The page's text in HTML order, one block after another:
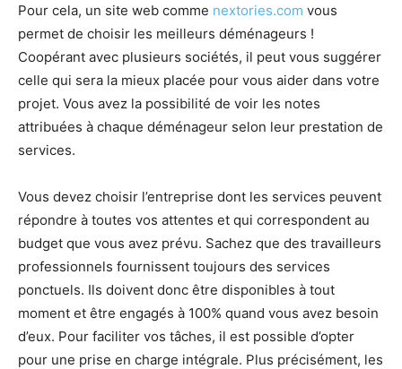
Pour cela, un site web comme nextories.com vous
permet de choisir les meilleurs déménageurs !
Coopérant avec plusieurs sociétés, il peut vous suggérer
celle qui sera la mieux placée pour vous aider dans votre
projet. Vous avez la possibilité de voir les notes
attribuées à chaque déménageur selon leur prestation de
services.
Vous devez choisir l’entreprise dont les services peuvent
répondre à toutes vos attentes et qui correspondent au
budget que vous avez prévu. Sachez que des travailleurs
professionnels fournissent toujours des services
ponctuels. Ils doivent donc être disponibles à tout
moment et être engagés à 100% quand vous avez besoin
d’eux. Pour faciliter vos tâches, il est possible d’opter
pour une prise en charge intégrale. Plus précisément, les